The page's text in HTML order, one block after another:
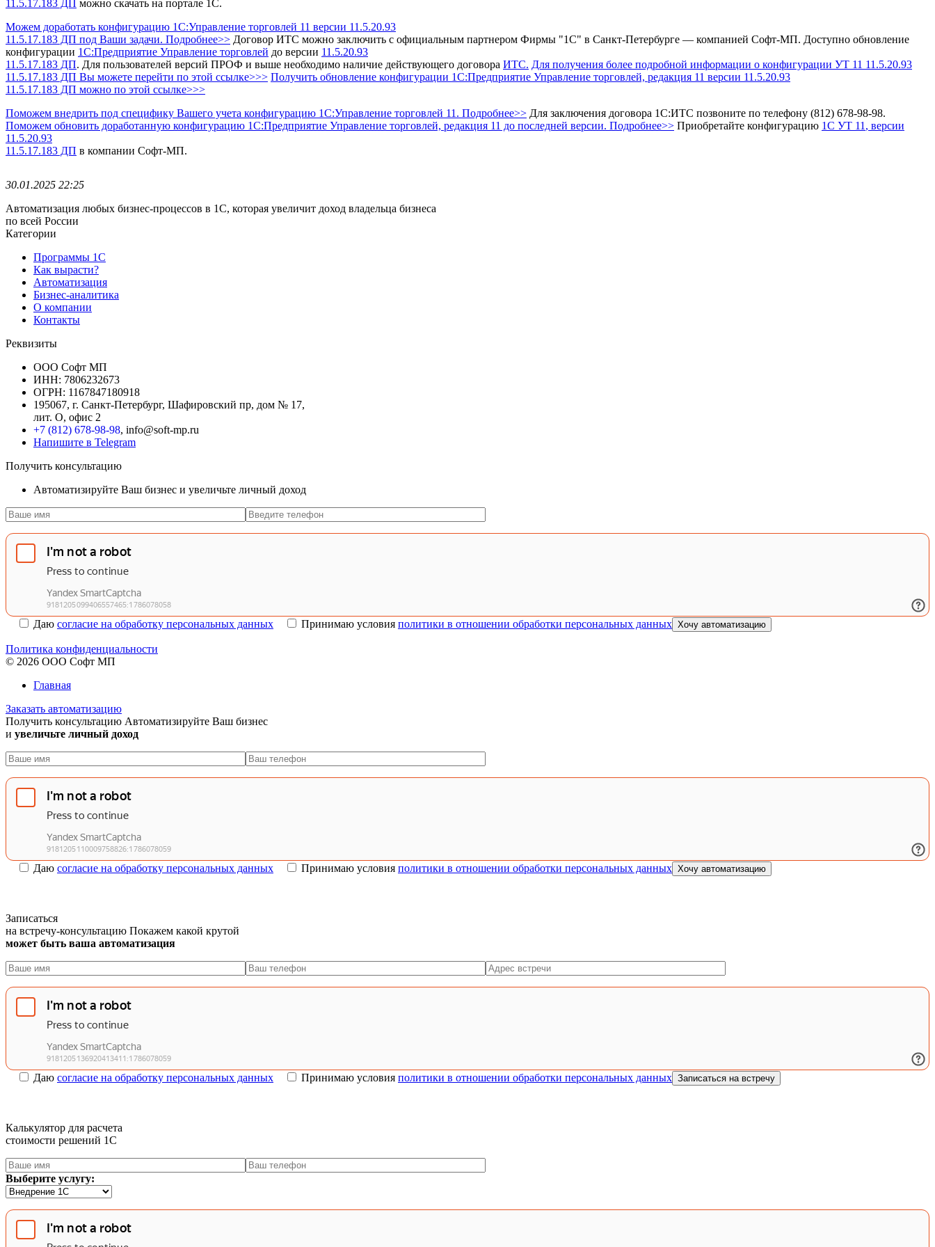
11.5.17.183 ДП
можно скачать на портале 1С.
Можем доработать конфигурацию 1С:Управление торговлей 11 версии 11.5.20.93
11.5.17.183 ДП под Ваши задачи. Подробнее>> Договор ИТС можно заключить с официальным партнером Фирмы "1С" в Санкт-Петербурге — компанией Софт-МП. Доступно обновление
конфигурации 1С:Предприятие Управление торговлей до версии 11.5.20.93
11.5.17.183 ДП. Для пользователей версий ПРОФ и выше необходимо наличие действующего договора ИТС. Для получения более подробной информации о конфигурации УТ 11 11.5.20.93
11.5.17.183 ДП Вы можете перейти по этой ссылке>>> Получить обновление конфигурации 1С:Предприятие Управление торговлей, редакция 11 версии 11.5.20.93
11.5.17.183 ДП можно по этой ссылке>>>
Поможем внедрить под специфику Вашего учета конфигурацию 1С:Управление торговлей 11. Подробнее>> Для заключения договора 1С:ИТС позвоните по телефону (812) 678-98-98.
Поможем обновить доработанную конфигурацию 1С:Предприятие Управление торговлей, редакция 11 до последней версии. Подробнее>> Приобретайте конфигурацию 1С УТ 11 , версии
11.5.20.93
11.5.17.183 ДП в компании Софт-МП.
30.01.2025 22:25
Автоматизация любых бизнес-процессов в 1С, которая увеличит доход владельца бизнеса
по всей России
Категории
Программы 1С
Как вырасти?
Автоматизация
Бизнес-аналитика
О компании
Контакты
Реквизиты
ООО Софт МП
ИНН: 7806232673
ОГРН: 1167847180918
195067, г. Санкт-Петербург, Шафировский пр, дом № 17,
лит. О, офис 2
+7 (812) 678-98-98, info@soft-mp.ru
Напишите в Telegram
Получить консультацию
Автоматизируйте Ваш бизнес и увеличьте личный доход
Даю согласие на обработку персональных данных Принимаю условия политики в отношении обработки персональных данных Хочу автоматизацию
Политика конфиденциальности
© 2026 ООО Софт МП
Главная
Заказать автоматизацию
Получить консультацию Автоматизируйте Ваш бизнес
и увеличьте личный доход
Даю согласие на обработку персональных данных Принимаю условия политики в отношении обработки персональных данных Хочу автоматизацию
Записаться
на встречу-консультацию Покажем какой крутой
может быть ваша автоматизация
Даю согласие на обработку персональных данных Принимаю условия политики в отношении обработки персональных данных Записаться на встречу
Калькулятор для расчета
стоимости решений 1C
Выберите услугу: